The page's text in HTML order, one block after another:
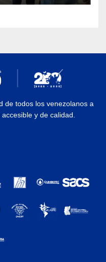
de todos los venezolanos a
y de calidad.